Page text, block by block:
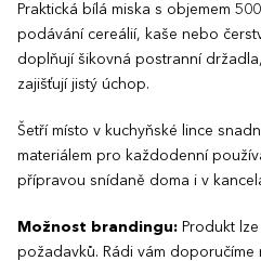
Praktická bílá miska s objemem
podávání cereálií, kaše nebo
doplňují šikovná postranní
zajišťují jistý úchop.
Šetří místo v kuchyňské lince
materiálem pro každodenní
přípravou snídaně doma i v
Možnost brandingu: Produkt
požadavků. Rádi vám